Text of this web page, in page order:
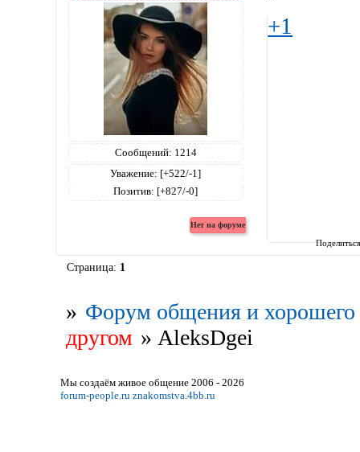
Сообщений: 1214
Уважение: [+522/-1]
Позитив: [+827/-0]
+1
Страница: 1
» Форум общения и хорошего
другом » AleksDgei
Мы создаём живое общение 2006 - 2026
forum-people.ru znakomstva.4bb.ru